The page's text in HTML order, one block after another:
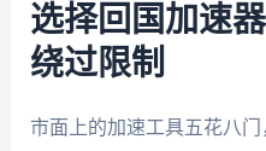
选择回国加速
绕过限制
市面上的加速工具五花八